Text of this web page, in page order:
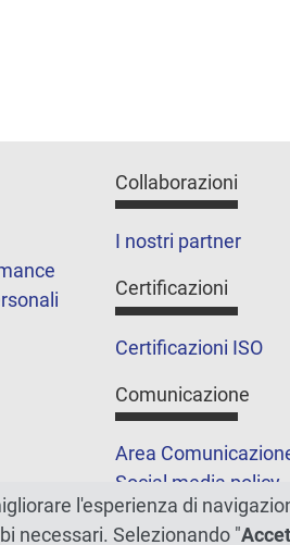
Collaborazioni
I nostri partner
Certificazioni
Certificazioni ISO
Comunicazione
Area
Social media policy
Podcast
l'esperienza di
necessari. Selezionando "